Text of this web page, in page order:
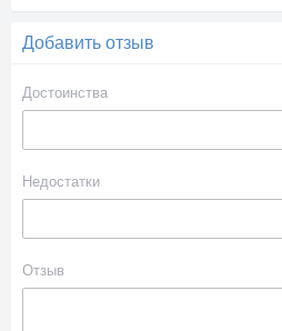
Добавить отзыв
Достоинства
Недостатки
Отзыв